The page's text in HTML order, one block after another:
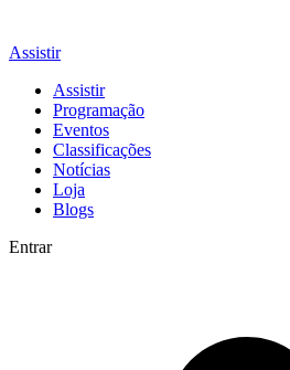
Assistir
Assistir
Programação
Eventos
Classificações
Notícias
Loja
Blogs
Entrar